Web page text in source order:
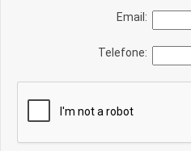
Email:
Telefone: